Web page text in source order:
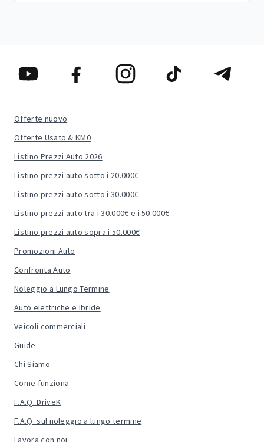
Offerte nuovo
Offerte Usato & KM0
Listino Prezzi Auto 2026
Listino prezzi auto sotto i 20.000€
Listino prezzi auto sotto i 30.000€
Listino prezzi auto tra i 30.000€ e i 50.000€
Listino prezzi auto sopra i 50.000€
Promozioni Auto
Confronta Auto
Noleggio a Lungo Termine
Auto elettriche e Ibride
Veicoli commerciali
Guide
Chi Siamo
Come funziona
F.A.Q. DriveK
F.A.Q. sul noleggio a lungo termine
Lavora con noi